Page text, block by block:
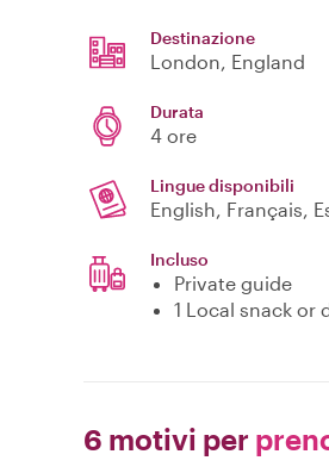
Destinazione
London, England
Durata
4 ore
Lingue disponibili
Incluso
Private guide
1 Local snack or
6 motivi per